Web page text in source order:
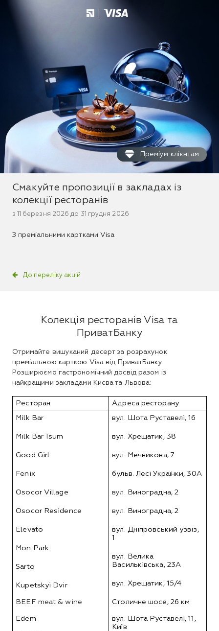
Преміум клієнтам
До переліку акцій
Смакуйте пропозиції в закладах із
колекції ресторанів
з 11 березня 2026 до 31 грудня 2026
З преміальними картками Visa
Колекція ресторанів Visa та
ПриватБанку
Отримайте вишуканий десерт за розрахунок
преміальною карткою Visa від ПриватБанку.
Розширюємо гастрономічний досвід разом із
найкращими закладами Києва та Львова:
Ресторан Адреса ресторану
Milk Bar
Milk Bar Tsum
Good Girl
Fenix
Osocor Village
Osocor Residence
Elevato
Mon Park
Sarto
Kupetskyi Dvir
BEEF meat & wine
Edem
вул. Шота Руставелі, 16
вул. Хрещатик, 38
вул. Мечникова, 7
бульв. Лесі Українки, 30А
вул. Виноградна, 2
вул. Виноградна, 2
вул. Дніпровський узвіз,
1
вул. Велика
Васильківська, 23А
вул. Хрещатик, 15/4
Столичне шосе, 26 км
вул. Шота Руставелі, 11,
Київ